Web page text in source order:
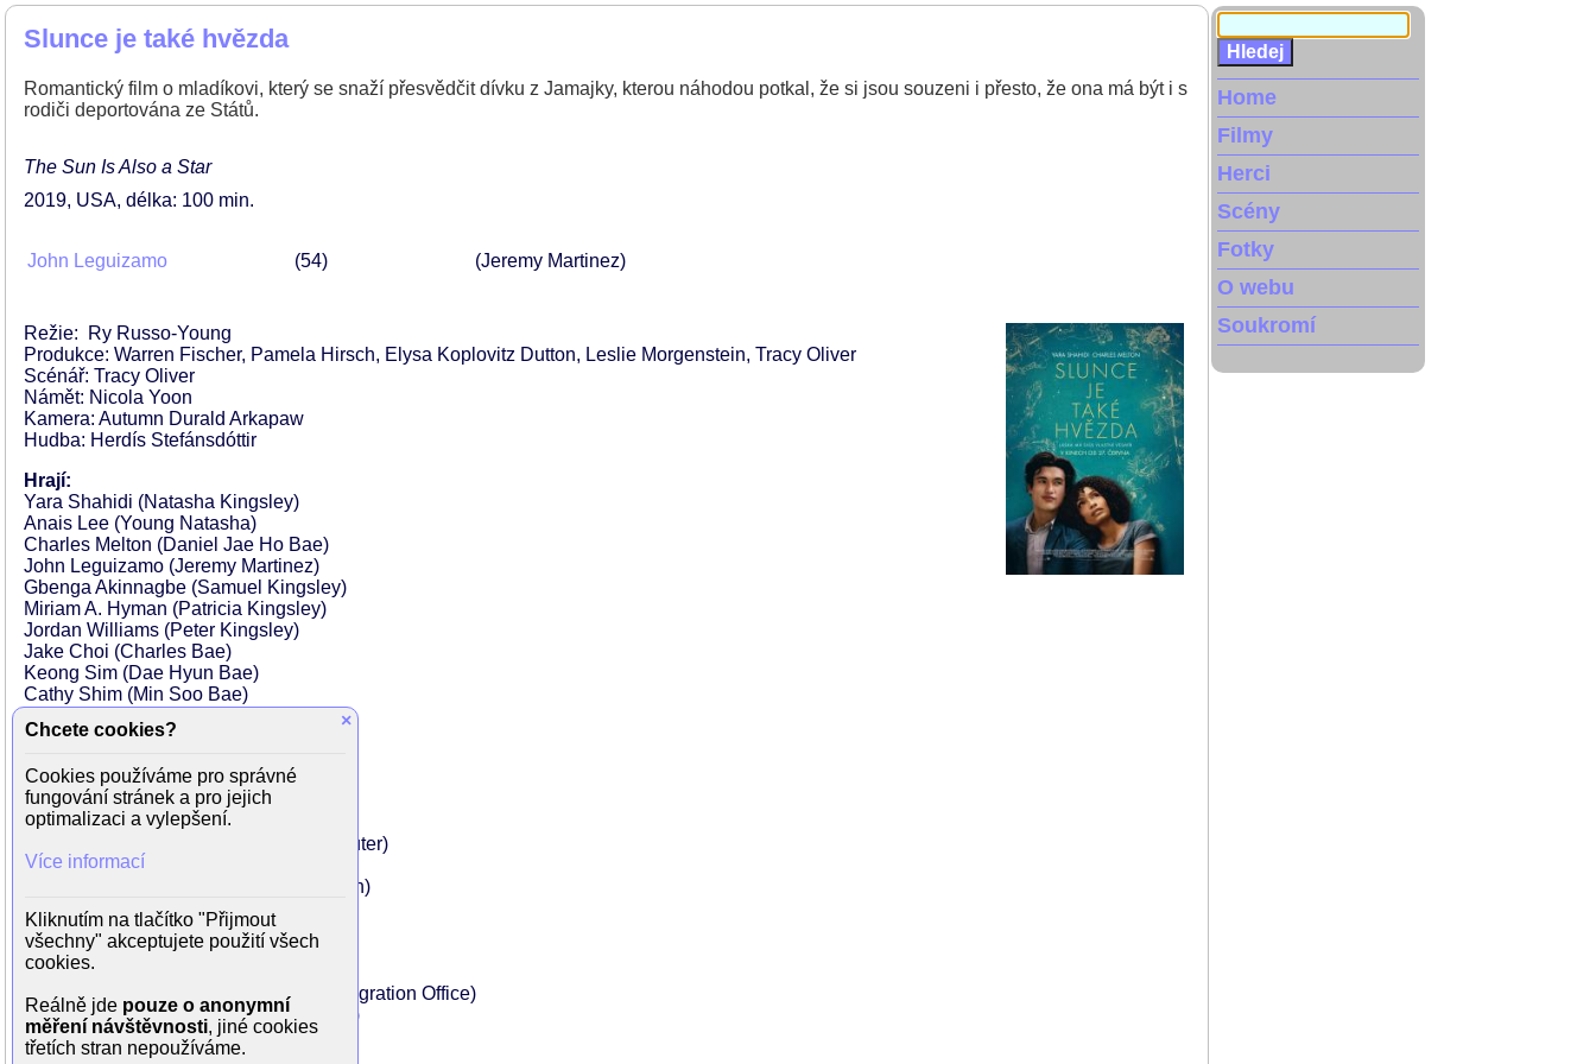
Slunce je také hvězda
Romantický film o mladíkovi, který se snaží přesvědčit dívku z Jamajky, kterou náhodou potkal, že si jsou souzeni i přesto, že ona má být i s
rodiči deportována ze Států.
The Sun Is Also a Star
2019 USA délka: 100 min
John Leguizamo 54 (Jeremy Martinez)
Režie: Ry Russo-Young
Produkce: Warren Fischer, Pamela Hirsch, Elysa Koplovitz Dutton, Leslie Morgenstein, Tracy Oliver
Scénář: Tracy Oliver
Námět: Nicola Yoon
Kamera: Autumn Durald Arkapaw
Hudba: Herdís Stefánsdóttir
Hrají:
Yara Shahidi (Natasha Kingsley)
Anais Lee (Young Natasha)
Charles Melton (Daniel Jae Ho Bae)
John Leguizamo (Jeremy Martinez)
Gbenga Akinnagbe (Samuel Kingsley)
Miriam A. Hyman (Patricia Kingsley)
Jordan Williams (Peter Kingsley)
Jake Choi (Charles Bae)
Keong Sim (Dae Hyun Bae)
Cathy Shim (Min Soo Bae)
Camrus Johnson (Omar Hassabala)
Harry Chambarry (Angry Passenger)
Tash Neal (Guitarist)
Kay Day (Skateboarder)
Matthias Sebastiun Garry (Train Commuter)
Soha Gourang (Daniel Fan)
Donna Hayes (Jamaican Market Woman)
Faith Logan (Commuter)
Anfernee Olivier (Dayplayer)
Annie Pisapia (Passenger)
Matt Post (Daniel's Family Member)
Carol Scudder (Receptionist at the Immigration Office)
Andrew Scott Thompson (NYU Student)
Home
Filmy
Herci
Scény
Fotky
O webu
Soukromí
×
Chcete cookies?
Cookies používáme pro správné
fungování stránek a pro jejich
optimalizaci a vylepšení.
Více informací
Kliknutím na tlačítko "Přijmout
všechny" akceptujete použití všech
cookies.
Reálně jde pouze o anonymní
měření návštěvnosti, jiné cookies
třetích stran nepoužíváme.